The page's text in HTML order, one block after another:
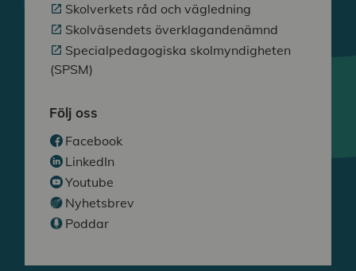
Skolverkets råd och vägledning
Skolväsendets överklagandenämnd
Specialpedagogiska skolmyndigheten
(SPSM)
Följ oss
Facebook
LinkedIn
Youtube
Nyhetsbrev
Poddar